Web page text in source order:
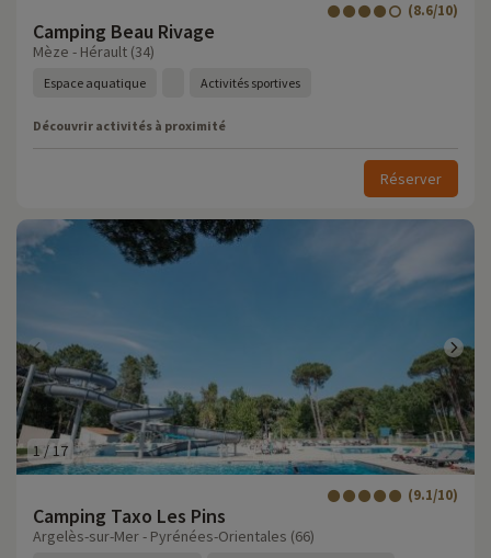
Camping Beau Rivage
(8.6/10)
Mèze - Hérault (34)
Espace aquatique Activités sportives
Découvrir activités à proximité
Réserver
1/17
Camping Taxo Les Pins
(9.1/10)
Argelès-sur-Mer - Pyrénées-Orientales (66)